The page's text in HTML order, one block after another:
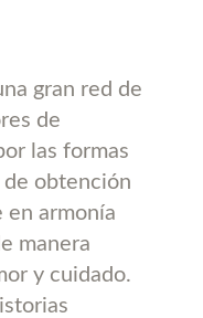
gran red de
de
las formas
obtención
en armonía
manera
y cuidado.